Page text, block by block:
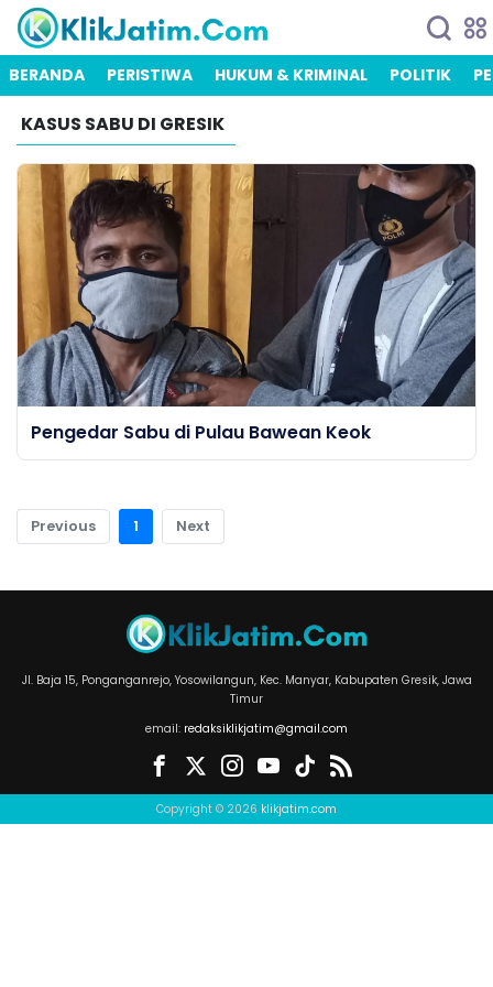
BERANDA PERISTIWA HUKUM & KRIMINAL POLITIK
KASUS SABU DI GRESIK
Pengedar Sabu di Pulau Bawean Keok
Previous 1 Next
Jl. Baja 15, Ponganganrejo, Yosowilangun, Kec. Manyar, Kabupaten Gresik, Jawa
Timur
email: redaksiklikjatim@gmail.com
Copyright © 2026 klikjatim.com